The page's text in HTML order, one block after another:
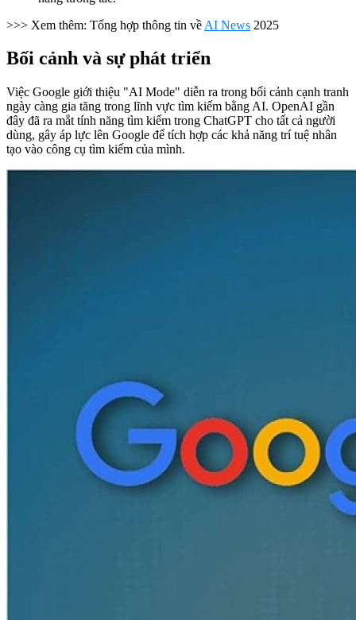
>>> Xem thêm: Tổng hợp thông tin về AI News 2025
Bối cảnh và sự phát triển
Việc Google giới thiệu "AI Mode" diễn ra trong bối cảnh cạnh tranh
ngày càng gia tăng trong lĩnh vực tìm kiếm bằng AI. OpenAI gần
đây đã ra mắt tính năng tìm kiếm trong ChatGPT cho tất cả người
dùng, gây áp lực lên Google để tích hợp các khả năng trí tuệ nhân
tạo vào công cụ tìm kiếm của mình.